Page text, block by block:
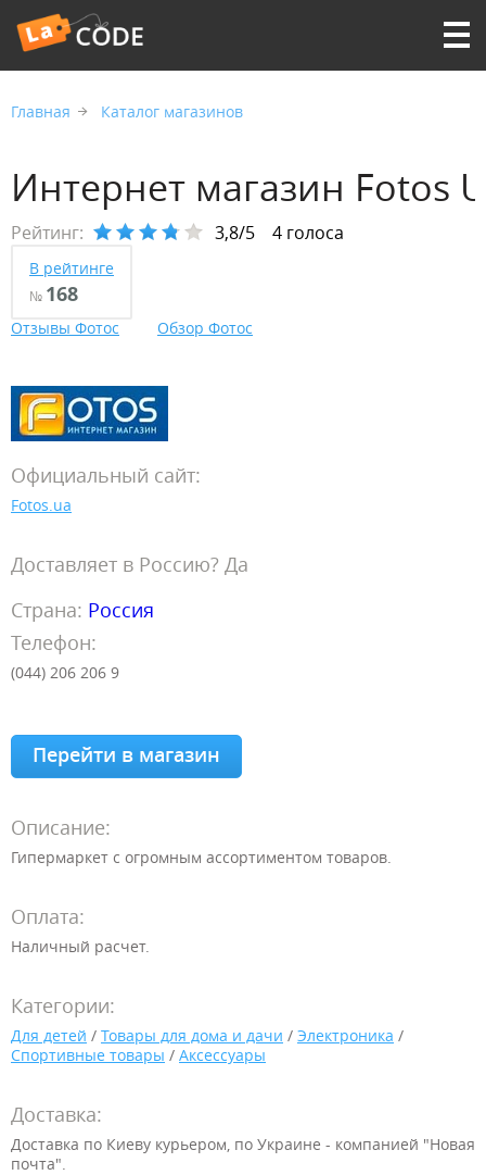
Главная Каталог магазинов
Интернет магазин Fotos
Рейтинг: 3,8/5 4 голоса
В рейтинге
№ 168
Отзывы Фотос Обзор Фотос
Официальный сайт:
Fotos.ua
Доставляет в Россию? Да
Страна: Россия
Телефон:
(044) 206 206 9
Перейти в магазин
Описание:
Гипермаркет с огромным ассортиментом товаров.
Оплата:
Наличный расчет.
Категории:
Для детей / Товары для дома и дачи / Электроника /
Спортивные товары / Аксессуары
Доставка:
Доставка по Киеву курьером, по Украине - компанией "Новая
почта".